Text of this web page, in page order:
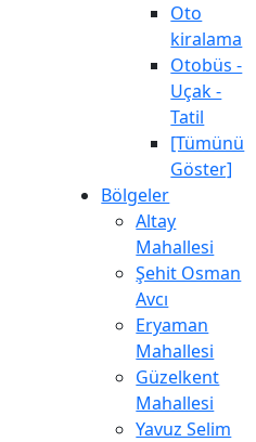
Oto
kiralama
Otobüs -
Uçak -
Tatil
[Tümünü
Göster]
Bölgeler
Altay
Mahallesi
Şehit Osman
Avcı
Eryaman
Mahallesi
Güzelkent
Mahallesi
Yavuz Selim